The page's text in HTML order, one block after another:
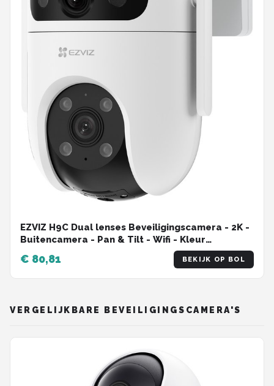
EZVIZ H9C Dual lenses Beveiligingscamera - 2K -
Buitencamera - Pan & Tilt - Wifi - Kleur
€ 80,81 BEKIJK OP BOL
VERGELIJKBARE BEVEILIGINGSCAMERA'S